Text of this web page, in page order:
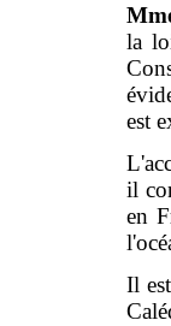
la
est
il
en
Il